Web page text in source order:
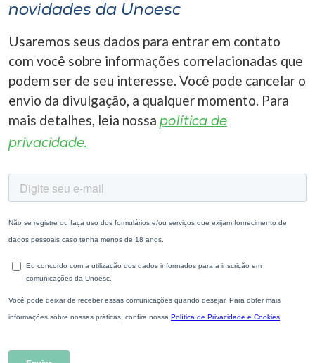
novidades da Unoesc
Usaremos seus dados para entrar em contato
com você sobre informações correlacionadas que
podem ser de seu interesse. Você pode cancelar o
envio da divulgação, a qualquer momento. Para
mais detalhes, leia nossa política de
privacidade.